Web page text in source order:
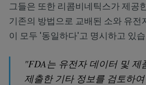
그들은 또한 리콤비네틱스가 제공
기존의 방법으로 교배된 소와 유전
이 모두 '동일하다'고 명시하고 있
"FDA는 유전자 데이터 및 제
제출한 기타 정보를 검토하